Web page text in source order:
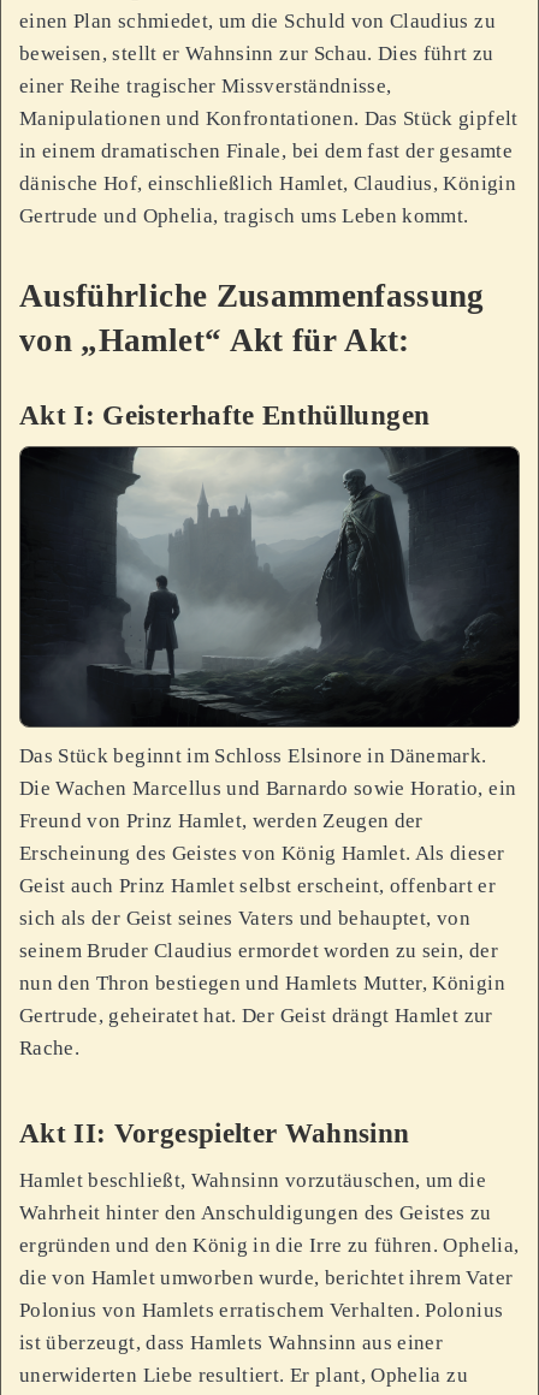
einen Plan schmiedet, um die Schuld von Claudius zu
beweisen, stellt er Wahnsinn zur Schau. Dies führt zu
einer Reihe tragischer Missverständnisse,
Manipulationen und Konfrontationen. Das Stück gipfelt
in einem dramatischen Finale, bei dem fast der gesamte
dänische Hof, einschließlich Hamlet, Claudius, Königin
Gertrude und Ophelia, tragisch ums Leben kommt.
Ausführliche Zusammenfassung
von „Hamlet“ Akt für Akt:
Akt I: Geisterhafte Enthüllungen
Das Stück beginnt im Schloss Elsinore in Dänemark.
Die Wachen Marcellus und Barnardo sowie Horatio, ein
Freund von Prinz Hamlet, werden Zeugen der
Erscheinung des Geistes von König Hamlet. Als dieser
Geist auch Prinz Hamlet selbst erscheint, offenbart er
sich als der Geist seines Vaters und behauptet, von
seinem Bruder Claudius ermordet worden zu sein, der
nun den Thron bestiegen und Hamlets Mutter, Königin
Gertrude, geheiratet hat. Der Geist drängt Hamlet zur
Rache.
Akt II: Vorgespielter Wahnsinn
Hamlet beschließt, Wahnsinn vorzutäuschen, um die
Wahrheit hinter den Anschuldigungen des Geistes zu
ergründen und den König in die Irre zu führen. Ophelia,
die von Hamlet umworben wurde, berichtet ihrem Vater
Polonius von Hamlets erratischem Verhalten. Polonius
ist überzeugt, dass Hamlets Wahnsinn aus einer
unerwiderten Liebe resultiert. Er plant, Ophelia zu